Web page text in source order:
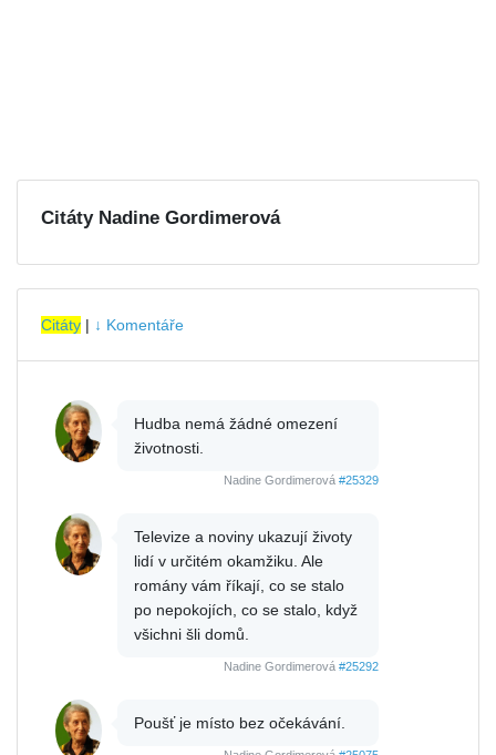
Citáty Nadine Gordimerová
Citáty | ↓ Komentáře
Hudba nemá žádné omezení
životnosti.
Nadine Gordimerová #25329
Televize a noviny ukazují životy
lidí v určitém okamžiku. Ale
romány vám říkají, co se stalo
po nepokojích, co se stalo, když
všichni šli domů.
Nadine Gordimerová #25292
Poušť je místo bez očekávání.